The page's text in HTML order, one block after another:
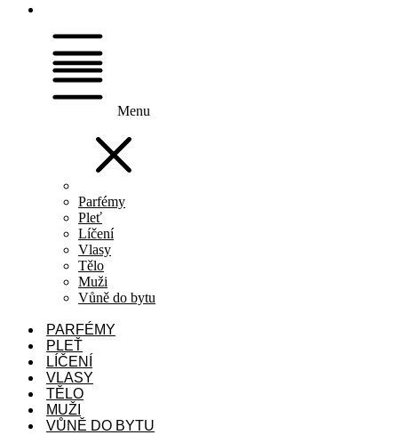
Menu
Parfémy
Pleť
Líčení
Vlasy
Tělo
Muži
Vůně do bytu
PARFÉMY
PLEŤ
LÍČENÍ
VLASY
TĚLO
MUŽI
VŮNĚ DO BYTU